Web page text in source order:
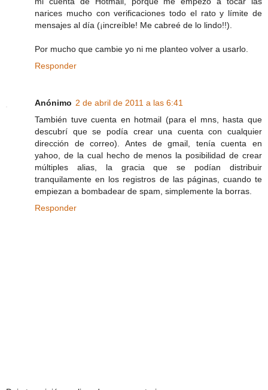
narices mucho con verificaciones todo el rato y límite de
mensajes al día (¡increíble! Me cabreé de lo lindo!!).
Por mucho que cambie yo ni me planteo volver a usarlo.
Responder
Anónimo 2 de abril de 2011 a las 6:41
También tuve cuenta en hotmail (para el mns, hasta que
descubrí que se podía crear una cuenta con cualquier
dirección de correo). Antes de gmail, tenía cuenta en
yahoo, de la cual hecho de menos la posibilidad de crear
múltiples alias, la gracia que se podían distribuir
tranquilamente en los registros de las páginas, cuando te
empiezan a bombadear de spam, simplemente la borras.
Responder